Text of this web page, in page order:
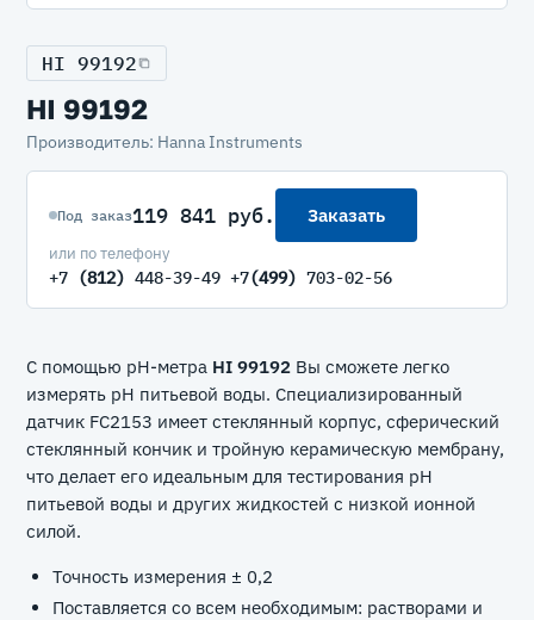
HI 99192
HI 99192
Производитель: Hanna Instruments
Под заказ119 841 руб. Заказать
или по телефону
+7 (812) 448-39-49 +7(499) 703-02-56
С помощью pH-метра HI 99192 Вы сможете легко
измерять pH питьевой воды. Специализированный
датчик FC2153 имеет стеклянный корпус, сферический
стеклянный кончик и тройную керамическую мембрану,
что делает его идеальным для тестирования pH
питьевой воды и других жидкостей с низкой ионной
силой.
Точность измерения ± 0,2
Поставляется со всем необходимым: растворами и